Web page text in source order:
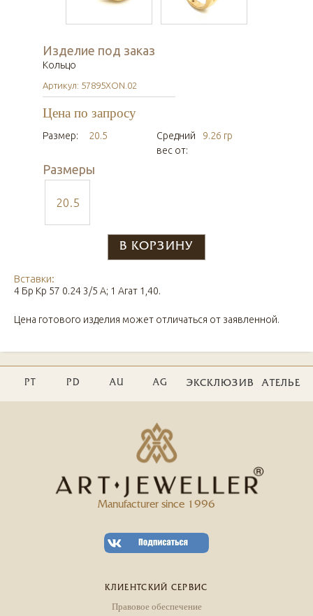
Изделие под заказ
Кольцо
Артикул: 57895XON.02
Цена по запросу
Размер: 20.5
Средний
вес от:
9.26 гр
Размеры
20.5
Вставки:
4 Бр Кр 57 0.24 3/5 А; 1 Агат 1,40.
Цена готового изделия может отличаться от заявленной.
PT PD AU AG ЭКСКЛЮЗИВ АТЕЛЬЕ
Manufacturer since 1996
КЛИЕНТСКИЙ СЕРВИС
Правовое обеспечение